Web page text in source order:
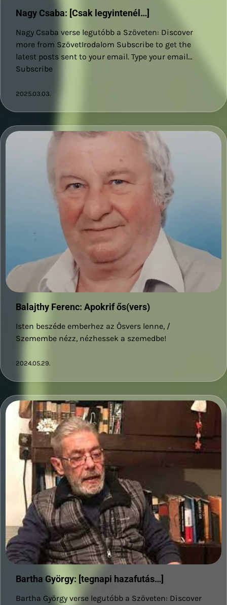
Nagy Csaba: [Csak legyintenél…]
Nagy Csaba verse legutóbb a Szöveten: Discover
more from SzövetIrodalom Subscribe to get the
latest posts sent to your email. Type your email…
Subscribe
2025.03.03.
Balajthy Ferenc: Apokrif ős(vers)
Isten beszéde emberhez az Ősvers lenne, /
Szemembe nézz, nézhessek a szemedbe!
2024.05.29.
Bartha György: [tegnapi hazafutás…]
Bartha György verse legutóbb a Szöveten: Discover